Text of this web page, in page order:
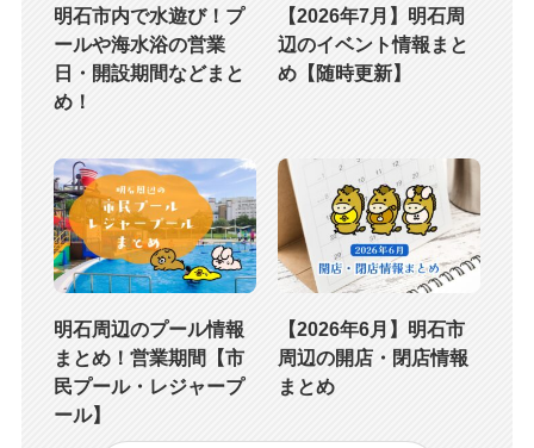
明石市内で水遊び！プ
ールや海水浴の営業
日・開設期間などまと
め！
【2026年7月】明石周
辺のイベント情報まと
め【随時更新】
明石周辺のプール情報
まとめ！営業期間【市
民プール・レジャープ
ール】
【2026年6月】明石市
周辺の開店・閉店情報
まとめ